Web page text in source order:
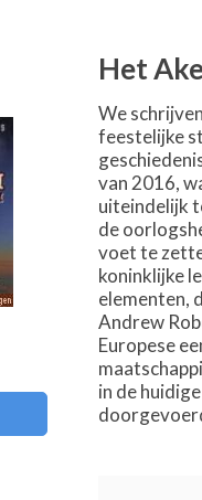
Het
We
feestelijke
van 2016,
uiteindelijk
de
voet te
koninklijke
elementen,
Andrew
Europese
in de